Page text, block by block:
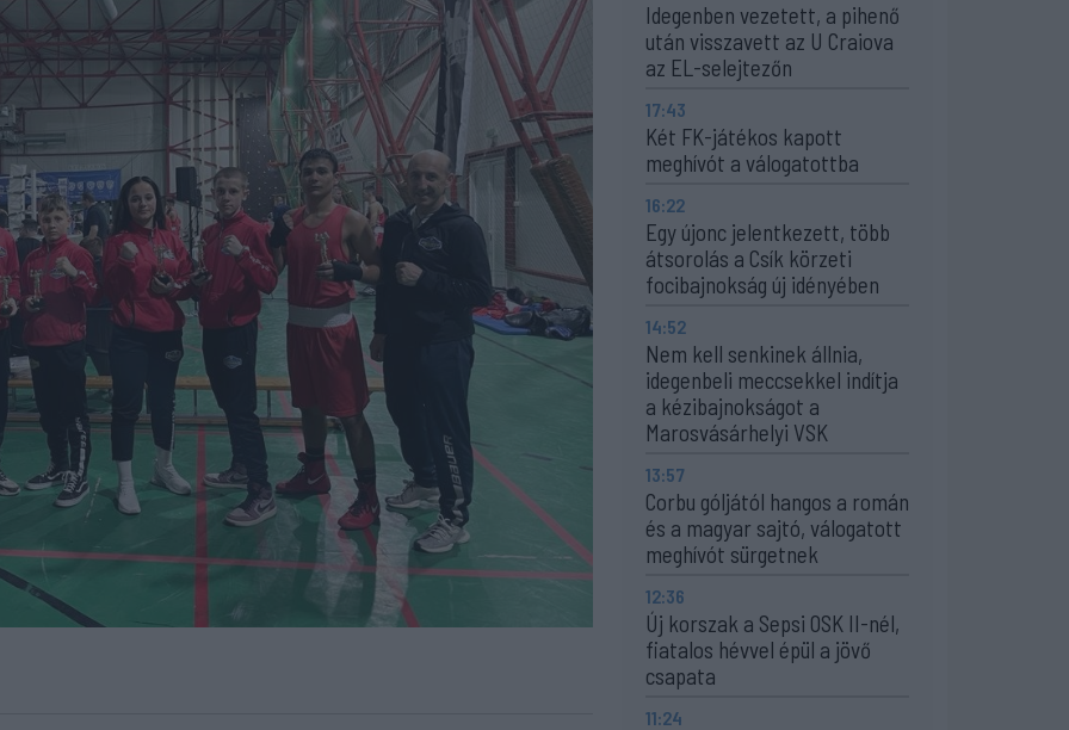
Idegenben vezetett, a pihenő
után visszavett az U Craiova
az EL-selejtezőn
17:43
Két FK-játékos kapott
meghívót a válogatottba
16:22
Egy újonc jelentkezett, több
átsorolás a Csík körzeti
focibajnokság új idényében
14:52
Nem kell senkinek állnia,
idegenbeli meccsekkel indítja
a kézibajnokságot a
Marosvásárhelyi VSK
13:57
Corbu góljától hangos a román
és a magyar sajtó, válogatott
meghívót sürgetnek
12:36
Új korszak a Sepsi OSK II-nél,
fiatalos hévvel épül a jövő
csapata
11:24